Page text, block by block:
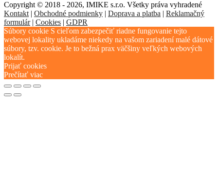
Copyright © 2018 - 2026, IMIKE s.r.o. Všetky práva vyhradené
Kontakt | Obchodné podmienky | Doprava a platba | Reklamačný
formulár| Cookies | GDPR
Súbory cookie S cieľom zabezpečiť riadne fungovanie tejto
webovej lokality ukladáme niekedy na vašom zariadení malé dátové
súbory, tzv. cookie. Je to bežná prax väčšiny veľkých webových
lokalít.
Prijať cookies
Prečítať viac